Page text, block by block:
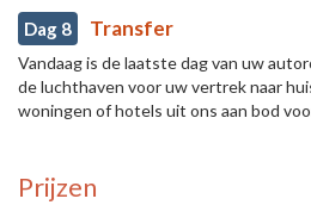
Dag 8 Transfer
Vandaag is de laatste dag van uw
de luchthaven voor uw vertrek naar
woningen of hotels uit ons aan bod
Prijzen